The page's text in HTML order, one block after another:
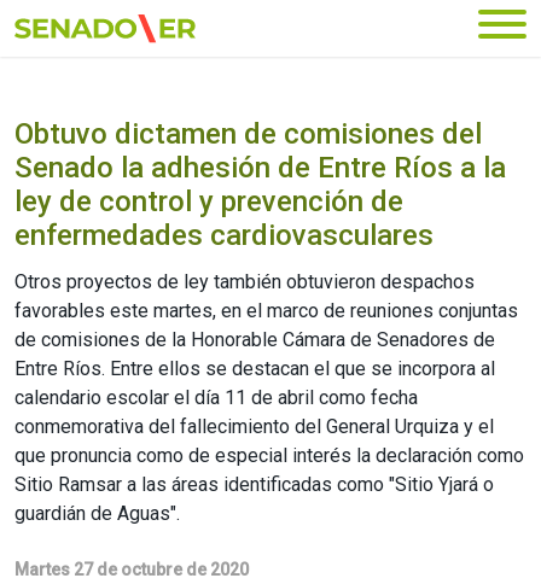
Ir al menú principal
Obtuvo dictamen de comisiones del
Senado la adhesión de Entre Ríos a la
ley de control y prevención de
enfermedades cardiovasculares
Otros proyectos de ley también obtuvieron despachos
favorables este martes, en el marco de reuniones conjuntas
de comisiones de la Honorable Cámara de Senadores de
Entre Ríos. Entre ellos se destacan el que se incorpora al
calendario escolar el día 11 de abril como fecha
conmemorativa del fallecimiento del General Urquiza y el
que pronuncia como de especial interés la declaración como
Sitio Ramsar a las áreas identificadas como "Sitio Yjará o
guardián de Aguas".
Martes 27 de octubre de 2020